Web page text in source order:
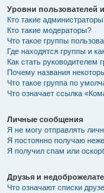
Уровни пользователей
Кто такие
Кто такие модераторы?
Что такое группы
Где находятся группы и
Как стать руководителем
Почему названия
Что такое группа по
Что означает ссылка
Личные сообщения
Я не могу отправлять
Я постоянно получаю
Я получил спам или
Друзья и
Что означают списки